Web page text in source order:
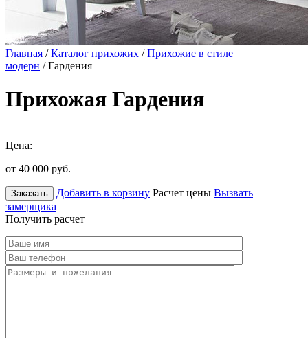
Главная /Каталог прихожих /Прихожие в стиле
модерн / Гардения
Прихожая Гардения
Цена:
от 40 000 руб.
Заказать Добавить в корзину Расчет цены Вызвать
замерщика
Получить расчет